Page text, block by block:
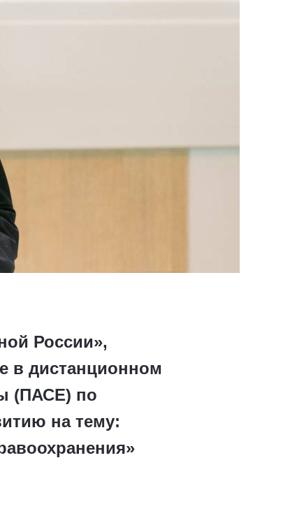
России»,
в дистанционном
(ПАСЕ) по
на тему: